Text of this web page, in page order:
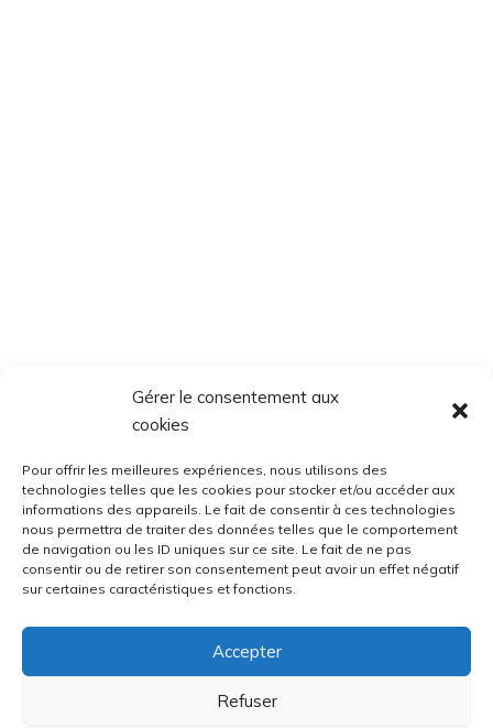
Gérer le consentement aux
cookies
Pour offrir les meilleures expériences, nous utilisons des
technologies telles que les cookies pour stocker et/ou accéder aux
informations des appareils. Le fait de consentir à ces technologies
nous permettra de traiter des données telles que le comportement
de navigation ou les ID uniques sur ce site. Le fait de ne pas
consentir ou de retirer son consentement peut avoir un effet négatif
sur certaines caractéristiques et fonctions.
Accepter
Refuser